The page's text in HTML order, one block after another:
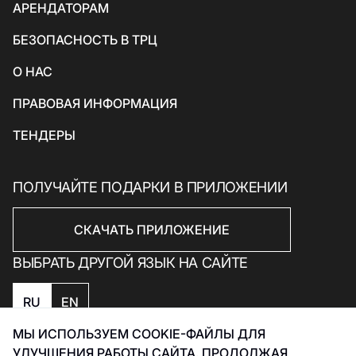
МЫ ИСПОЛЬЗУЕМ COOKIE-ФАЙЛЫ ДЛЯ
УЛУЧШЕНИЯ РАБОТЫ САЙТА. ПРОДОЛЖАЯ
Товары для спорта и отдыха
Электроника, книги и бытовая техника
Товары для дома
Подарки и сувениры
АРЕНДАТОРАМ
БЕЗОПАСНОСТЬ В ТРЦ
О НАС
ПРАВОВАЯ ИНФОРМАЦИЯ
ТЕНДЕРЫ
ПОЛУЧАЙТЕ ПОДАРКИ В ПРИЛОЖЕНИИ
СКАЧАТЬ ПРИЛОЖЕНИЕ
ВЫБРАТЬ ДРУГОЙ ЯЗЫК НА САЙТЕ
RU EN
Политика конфиденциальности